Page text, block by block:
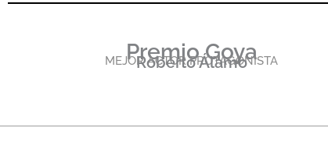
Premio Goya
MEJOR ACTOR PROTAGONISTA
Roberto Álamo